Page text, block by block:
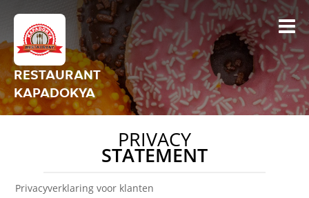
RESTAURANT
KAPADOKYA
PRIVACY
STATEMENT
Privacyverklaring voor klanten